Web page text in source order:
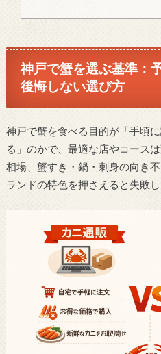
神戸で蟹を選ぶ基準：
後悔しない選び方
神戸で蟹を食べる目的が「手頃
る」のかで、最適な店やコース
相場、蟹すき・鍋・刺身の向き
ランドの特色を押さえると失敗し